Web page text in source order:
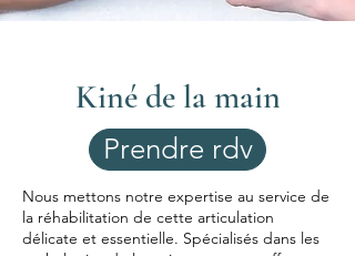
Kiné de la main
Prendre rdv
Nous mettons notre expertise au service de
la réhabilitation de cette articulation
délicate et essentielle. Spécialisés dans les